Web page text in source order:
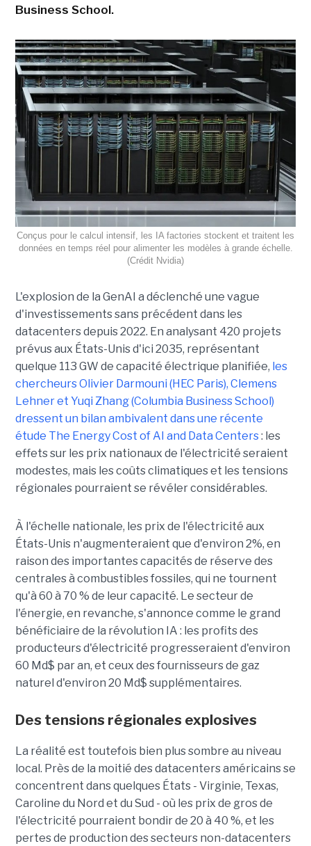
Business School.
Conçus pour le calcul intensif, les IA factories stockent et traitent les
données en temps réel pour alimenter les modèles à grande échelle.
(Crédit Nvidia)
L'explosion de la GenAI a déclenché une vague
d'investissements sans précédent dans les
datacenters depuis 2022. En analysant 420 projets
prévus aux États-Unis d'ici 2035, représentant
quelque 113 GW de capacité électrique planifiée, les
chercheurs Olivier Darmouni (HEC Paris), Clemens
Lehner et Yuqi Zhang (Columbia Business School)
dressent un bilan ambivalent dans une récente
étude The Energy Cost of AI and Data Centers: les
effets sur les prix nationaux de l'électricité seraient
modestes, mais les coûts climatiques et les tensions
régionales pourraient se révéler considérables.
À l'échelle nationale, les prix de l'électricité aux
États-Unis n'augmenteraient que d'environ 2%, en
raison des importantes capacités de réserve des
centrales à combustibles fossiles, qui ne tournent
qu'à 60 à 70 % de leur capacité. Le secteur de
l'énergie, en revanche, s'annonce comme le grand
bénéficiaire de la révolution IA : les profits des
producteurs d'électricité progresseraient d'environ
60 Md$ par an, et ceux des fournisseurs de gaz
naturel d'environ 20 Md$ supplémentaires.
Des tensions régionales explosives
La réalité est toutefois bien plus sombre au niveau
local. Près de la moitié des datacenters américains se
concentrent dans quelques États - Virginie, Texas,
Caroline du Nord et du Sud - où les prix de gros de
l'électricité pourraient bondir de 20 à 40 %, et les
pertes de production des secteurs non-datacenters